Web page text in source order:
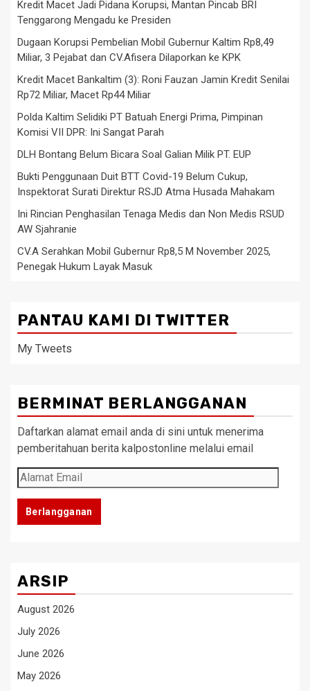
Kredit Macet Jadi Pidana Korupsi, Mantan Pincab BRI
Tenggarong Mengadu ke Presiden
Dugaan Korupsi Pembelian Mobil Gubernur Kaltim Rp8,49
Miliar, 3 Pejabat dan CV.Afisera Dilaporkan ke KPK
Kredit Macet Bankaltim (3): Roni Fauzan Jamin Kredit Senilai
Rp72 Miliar, Macet Rp44 Miliar
Polda Kaltim Selidiki PT Batuah Energi Prima, Pimpinan
Komisi VII DPR: Ini Sangat Parah
DLH Bontang Belum Bicara Soal Galian Milik PT. EUP
Bukti Penggunaan Duit BTT Covid-19 Belum Cukup,
Inspektorat Surati Direktur RSJD Atma Husada Mahakam
Ini Rincian Penghasilan Tenaga Medis dan Non Medis RSUD
AW Sjahranie
CV.A Serahkan Mobil Gubernur Rp8,5 M November 2025,
Penegak Hukum Layak Masuk
PANTAU KAMI DI TWITTER
My Tweets
BERMINAT BERLANGGANAN
Daftarkan alamat email anda di sini untuk menerima
pemberitahuan berita kalpostonline melalui email
Alamat
Email
Berlangganan
ARSIP
August 2026
July 2026
June 2026
May 2026